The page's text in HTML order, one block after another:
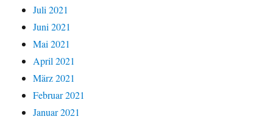
Juli 2021
Juni 2021
Mai 2021
April 2021
März 2021
Februar 2021
Januar 2021